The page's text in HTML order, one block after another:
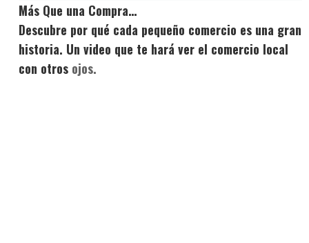
Más Que una Compra…
Descubre por qué cada pequeño comercio es una gran
historia. Un video que te hará ver el comercio local
con otros ojos.